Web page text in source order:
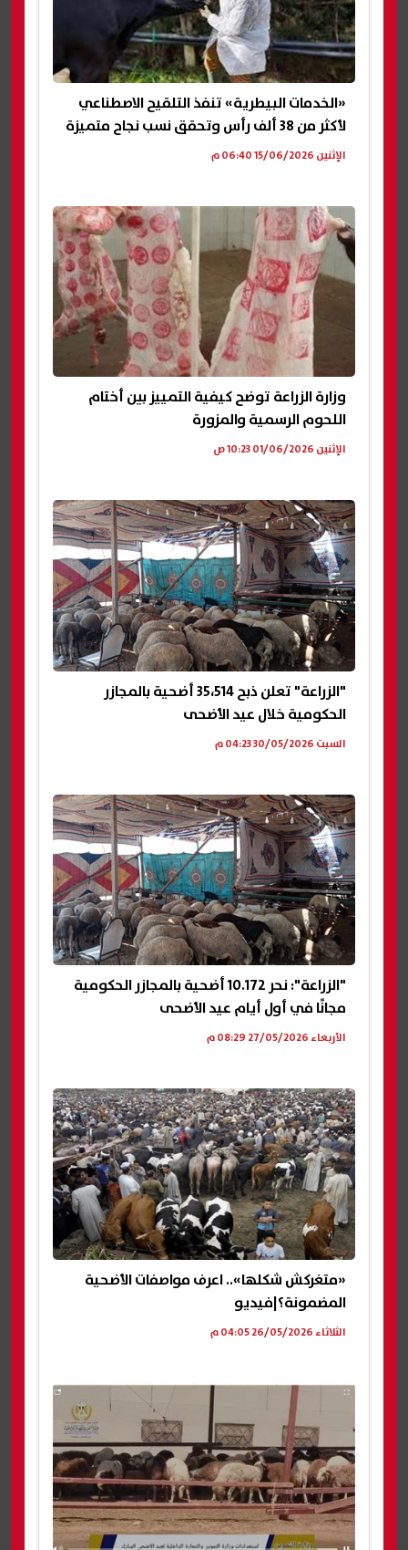
«الخدمات البيطرية» تنفذ التلقيح الاصطناعي
لأكثر من 38 ألف رأس وتحقق نسب نجاح متميزة
الإثنين 15/06/2026 06:40 م
وزارة الزراعة توضح كيفية التمييز بين أختام
اللحوم الرسمية والمزورة
الإثنين 01/06/2026 10:23 ص
"الزراعة" تعلن ذبح 35،514 أضحية بالمجازر
الحكومية خلال عيد الأضحى
السبت 30/05/2026 04:23 م
"الزراعة": نحر 10.172 أضحية بالمجازر الحكومية
مجانًا في أول أيام عيد الأضحى
الأربعاء 27/05/2026 08:29 م
«متغركش شكلها».. اعرف مواصفات الأضحية
المضمونة؟|فيديو
الثلاثاء 26/05/2026 04:05 م